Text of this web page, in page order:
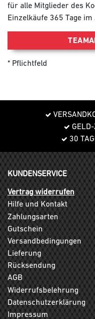
für alle Mitglieder des
Einzelkäufe 365 Tage
Pflichtfeld
30
KUNDENSERVICE
Vertrag widerrufen
Hilfe und Kontakt
Zahlungsarten
Gutschein
Versandbedingungen
Lieferung
Rücksendung
AGB
Widerrufsbelehrung
Datenschutzerklärung
Impressum